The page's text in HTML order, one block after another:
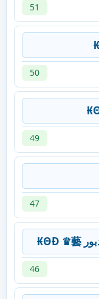
51
50
49
47
46